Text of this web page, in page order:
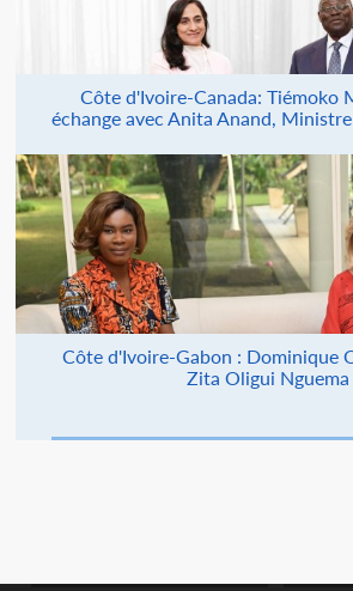
Côte d'Ivoire-Canada: Tiémoko
échange avec Anita Anand,
Côte d'Ivoire-Gabon : Dominique
Zita Oligui Nguema